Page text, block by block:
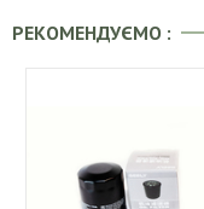
РЕКОМЕНДУЄМО :